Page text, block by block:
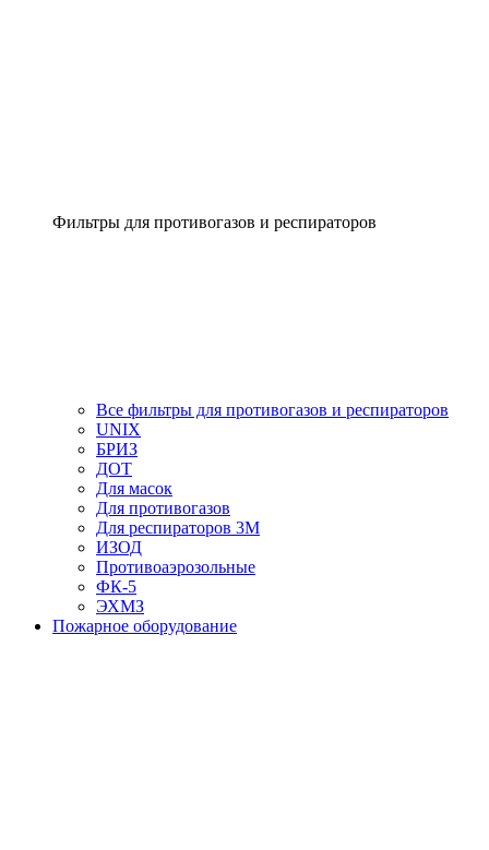
Фильтры для противогазов и респираторов
Все фильтры для противогазов и респираторов
UNIX
БРИЗ
ДОТ
Для масок
Для противогазов
Для респираторов 3М
ИЗОД
Противоаэрозольные
ФК-5
ЭХМЗ
Пожарное оборудование